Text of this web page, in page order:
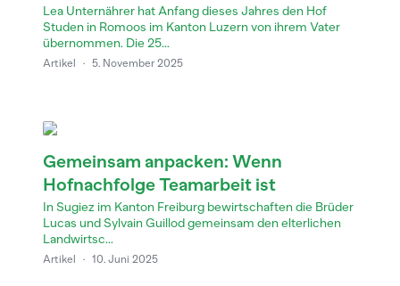
Lea Unternährer hat Anfang dieses Jahres den Hof
Studen in Romoos im Kanton Luzern von ihrem Vater
übernommen. Die 25...
Artikel · 5. November 2025
Gemeinsam anpacken: Wenn
Hofnachfolge Teamarbeit ist
In Sugiez im Kanton Freiburg bewirtschaften die Brüder
Lucas und Sylvain Guillod gemeinsam den elterlichen
Landwirtsc...
Artikel · 10. Juni 2025